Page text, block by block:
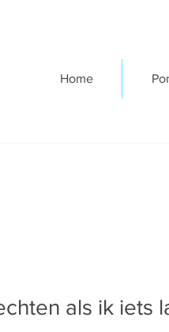
Home
als ik iets